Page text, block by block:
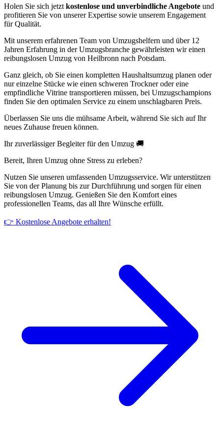
Holen Sie sich jetzt kostenlose und unverbindliche Angebote und
profitieren Sie von unserer Expertise sowie unserem Engagement
für Qualität.
Mit unserem erfahrenen Team von Umzugshelfern und über 12
Jahren Erfahrung in der Umzugsbranche gewährleisten wir einen
reibungslosen Umzug von Heilbronn nach Potsdam.
Ganz gleich, ob Sie einen kompletten Haushaltsumzug planen oder
nur einzelne Stücke wie einen schweren Trockner oder eine
empfindliche Vitrine transportieren müssen, bei Umzugschampions
finden Sie den optimalen Service zu einem unschlagbaren Preis.
Überlassen Sie uns die mühsame Arbeit, während Sie sich auf Ihr
neues Zuhause freuen können.
Ihr zuverlässiger Begleiter für den Umzug 🚚
Bereit, Ihren Umzug ohne Stress zu erleben?
Nutzen Sie unseren umfassenden Umzugsservice. Wir unterstützen
Sie von der Planung bis zur Durchführung und sorgen für einen
reibungslosen Umzug. Genießen Sie den Komfort eines
professionellen Teams, das all Ihre Wünsche erfüllt.
👉 Kostenlose Angebote erhalten!